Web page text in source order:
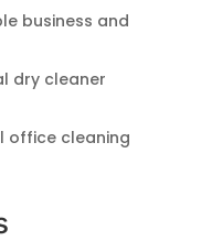
business and
dry cleaner
office cleaning